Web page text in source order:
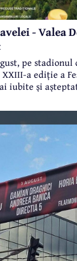
- Valea
pe stadionul
XXIII-a ediție a
iubite și